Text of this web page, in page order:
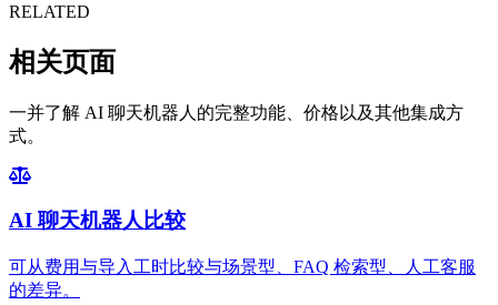
RELATED
相关页面
一并了解 AI 聊天机器人的完整功能、价格以及其他集成方
式。
AI 聊天机器人比较
可从费用与导入工时比较与场景型、FAQ 检索型、人工客服
的差异。